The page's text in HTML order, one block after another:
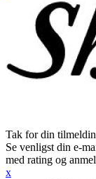
Tak for din
Se venligst din e-
med rating og
x